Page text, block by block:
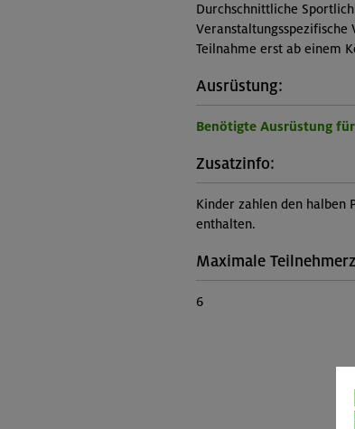
Durchschnittliche
Veranstaltungsspezifische
Teilnahme erst ab einem
Ausrüstung:
Benötigte Ausrüstung
Zusatzinfo:
Kinder zahlen den halben
enthalten.
Maximale
6